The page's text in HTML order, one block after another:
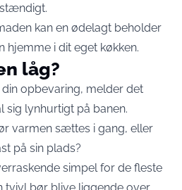
kan en ødelagt beholder
hjemme i dit eget køkken.
låg?
opbevaring, melder det
lynhurtigt på banen.
varmen sættes i gang, eller
på sin plads?
simpel for de fleste